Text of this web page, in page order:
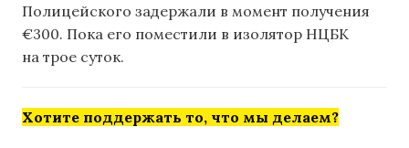
Полицейского задержали в момент получения
€300. Пока его поместили в изолятор НЦБК
на трое суток.
Хотите поддержать то, что мы делаем?